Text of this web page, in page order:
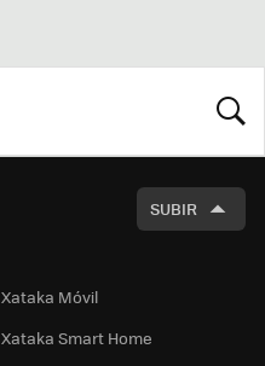
SUBIR
Xataka Móvil
Xataka Smart Home